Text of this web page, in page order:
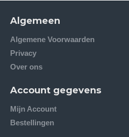
Algemeen
Algemene Voorwaarden
Privacy
Over ons
Account gegevens
Mijn Account
Bestellingen